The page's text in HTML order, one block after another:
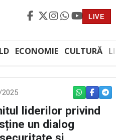
LIVE
ECONOMIE CULTURĂ
WHATSAPP
liderilor privind
un dialog